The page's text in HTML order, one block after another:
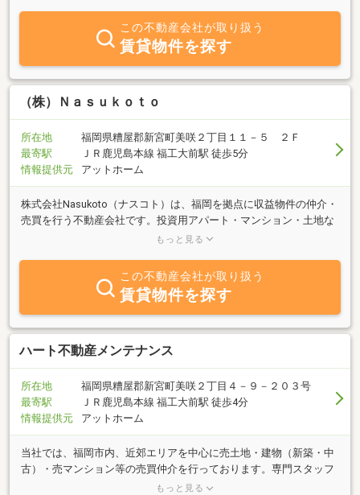
時間がかからない」等々、買取システムならではのメリットでリス
ク無しに早期・確実に売却していただく事が出来ます。お住まいの
売却をお考えの皆様、当社へ御相談ください。
この不動産会社が取り扱う
賃貸物件を探す
（株）Ｎａｓｕｋｏｔｏ
所在地
福岡県糟屋郡新宮町美咲２丁目１１－５ ２Ｆ
最寄駅
ＪＲ鹿児島本線 福工大前駅 徒歩5分
情報提供元
アットホーム
株式会社Nasukoto（ナスコト）は、福岡を拠点に収益物件の仲介・
売買を行う不動産会社です。投資用アパート・マンション・土地な
ど、安定した収益を見込める物件を取り扱っております。お客様一
不動産投資でも安心してスタートできるよう、購入から管理までト
ータルサポートいたします。福岡県内を中心に、収益不動産の売
買・査定・運用相談も随時承っております。どうぞお気軽にご相談
ください。
もっと見る
この不動産会社が取り扱う
賃貸物件を探す
ハート不動産メンテナンス
所在地
福岡県糟屋郡新宮町美咲２丁目４－９－２０３号
最寄駅
ＪＲ鹿児島本線 福工大前駅 徒歩4分
情報提供元
アットホーム
当社では、福岡市内、近郊エリアを中心に売土地・建物（新築・中
古）・売マンション等の売買仲介を行っております。専門スタッフ
がお客様の立場に立ったご提案をいたしますのでどうぞお気軽にお
もっと見る